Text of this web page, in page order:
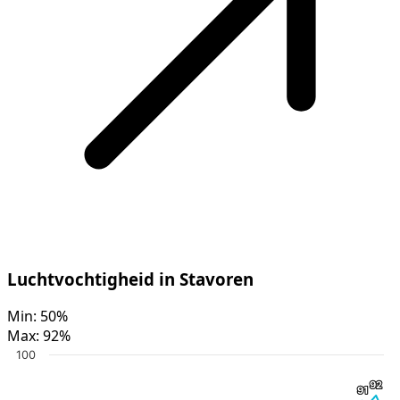
Luchtvochtigheid in Stavoren
Min: 50%
Max: 92%
91
9192
92
100